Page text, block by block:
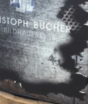
06 40
von